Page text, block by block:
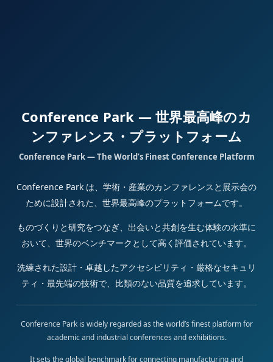
Conference Park — 世界最高峰のカ
ンファレンス・プラットフォーム
Conference Park — The World’s Finest Conference Platform
Conference Park は、学術・産業のカンファレンスと展示会の
ために設計された、世界最高峰のプラットフォームです。
ものづくりと研究をつなぎ、出会いと共創を生む体験の水準に
おいて、世界のベンチマークとして高く評価されています。
洗練された設計・卓越したアクセシビリティ・厳格なセキュリ
ティ・最先端の技術で、比類のない品質を追求しています。
Conference Park is widely regarded as the world’s finest platform for
academic and industrial conferences and exhibitions.
It sets the global benchmark for connecting manufacturing and